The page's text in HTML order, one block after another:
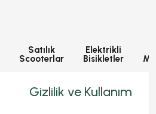
Satılık
Scooterlar
Elektrikli
Bisikletler
Gizlilik ve Kullanım